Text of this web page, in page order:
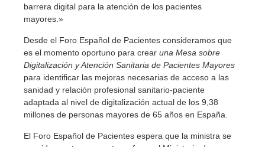
barrera digital para la atención de los pacientes
mayores.»
Desde el Foro Español de Pacientes consideramos que
es el momento oportuno para crear una Mesa sobre
Digitalización y Atención Sanitaria de Pacientes Mayores
para identificar las mejoras necesarias de acceso a las
sanidad y relación profesional sanitario-paciente
adaptada al nivel de digitalización actual de los 9,38
millones de personas mayores de 65 años en España.
El Foro Español de Pacientes espera que la ministra se